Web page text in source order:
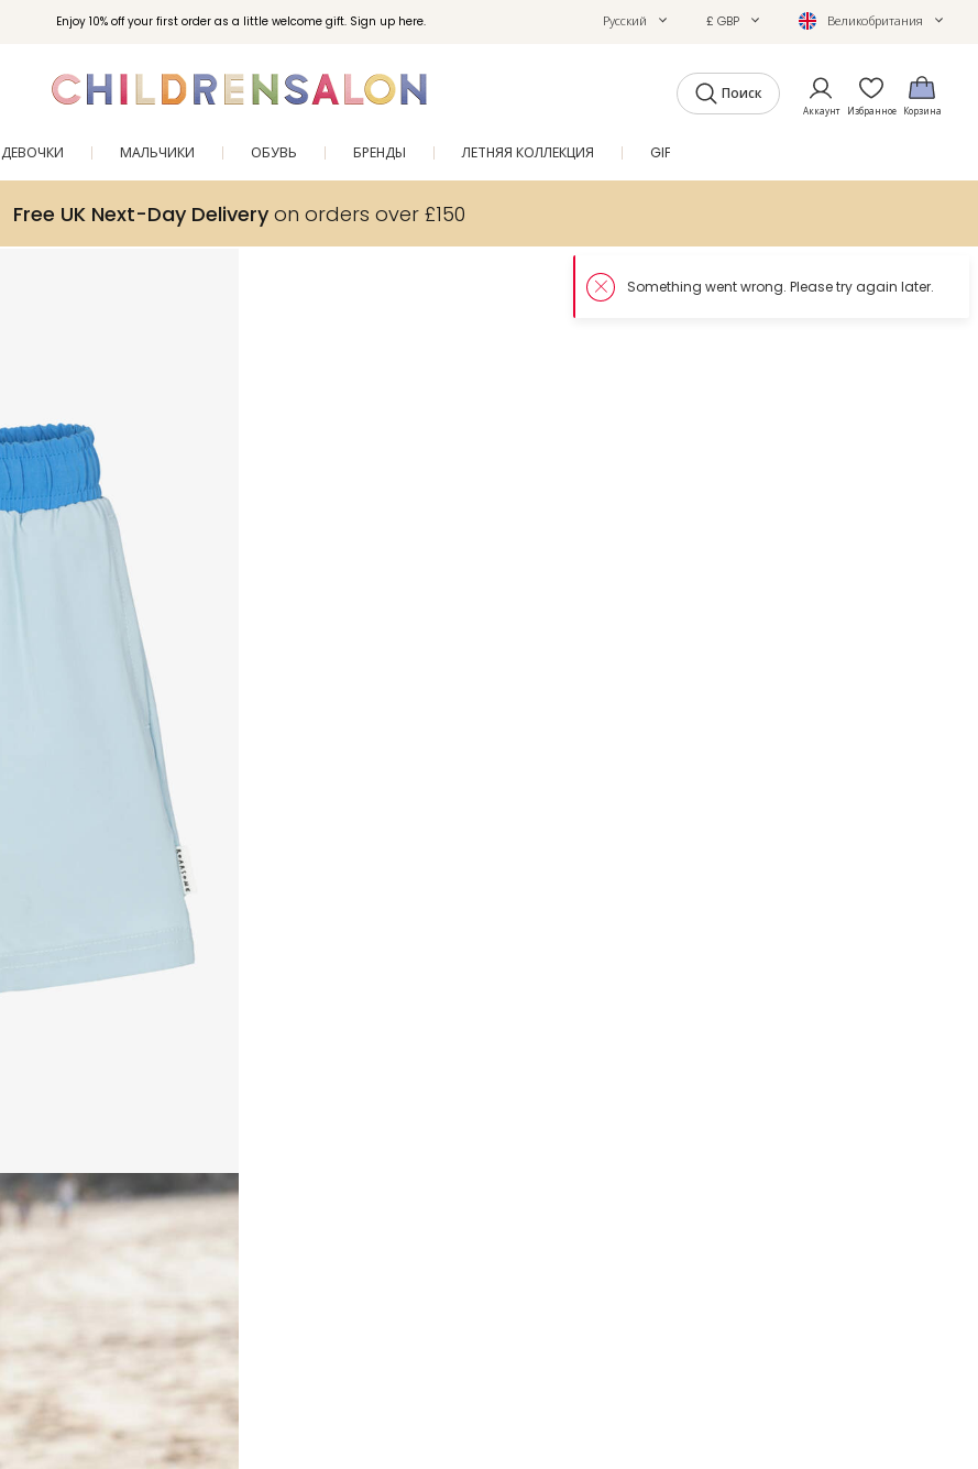
Enjoy 10% off your first order as a little welcome gift. Sign up here. Русский £ GBP Великобритания
Поиск
Аккаунт Избранное Корзина
ДЕВОЧКИ МАЛЬЧИКИ ОБУВЬ БРЕНДЫ ЛЕТНЯЯ КОЛЛЕКЦИЯ GIFTS
Free UK Next-Day Deliveryon orders over £150